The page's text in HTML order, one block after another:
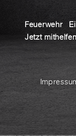
Feuerwehr
Jetzt mithelfen